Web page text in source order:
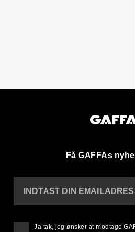
Få GAFFAs
INDTAST DIN
Ja tak, jeg ønsker at modtage